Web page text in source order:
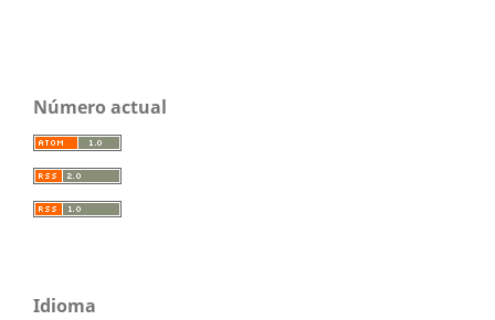
Número actual
Idioma